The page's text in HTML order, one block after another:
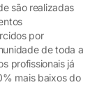
são realizadas
por
de toda a
profissionais já
mais baixos do